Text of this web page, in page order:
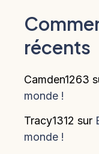
récents
Camden1263
monde !
Tracy1312 sur
monde !